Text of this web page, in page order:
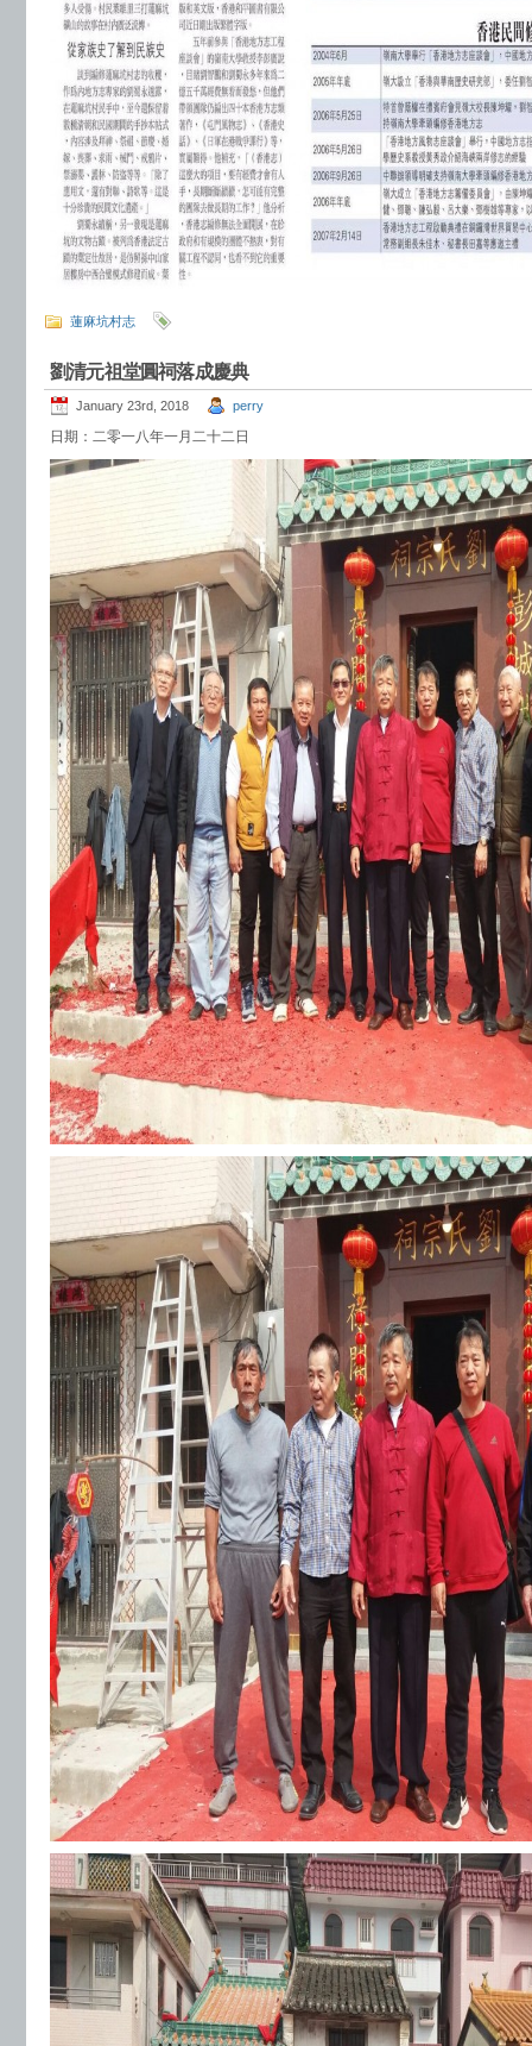
蓮麻坑村志
劉清元祖堂圓祠落成慶典
January 23rd, 2018 perry
日期：二零一八年一月二十二日